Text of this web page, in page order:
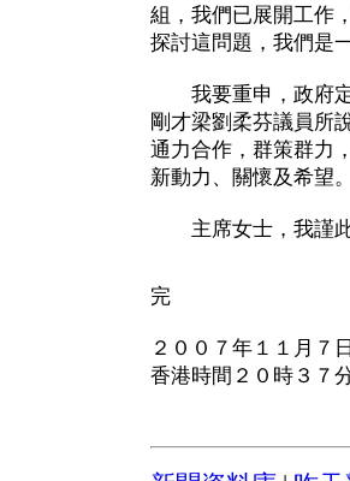
組，我們已展開工作
探討這問題，我們是
我要重申，政府定
剛才梁劉柔芬議員所
通力合作，群策群力
新動力、關懷及希望。
主席女士，我謹此
完
２００７年１１月７
香港時間２０時３７